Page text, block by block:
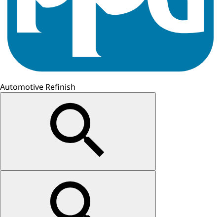
Automotive Refinish